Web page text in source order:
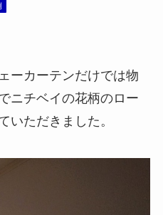
ーカーテンだけでは物
ニチベイの花柄のロー
いただきました。